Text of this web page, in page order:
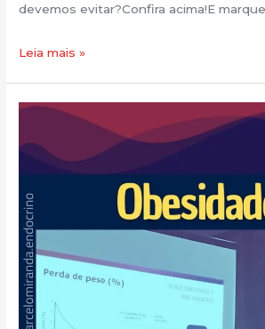
devemos evitar?Confira acima!E
Leia mais »
Novo